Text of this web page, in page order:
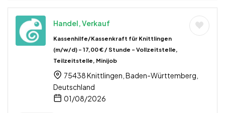
Handel, Verkauf
Kassenhilfe/Kassenkraft für Knittlingen
(m/w/d) – 17,00 € / Stunde – Vollzeitstelle,
Teilzeitstelle, Minijob
75438 Knittlingen, Baden-Württemberg,
Deutschland
01/08/2026